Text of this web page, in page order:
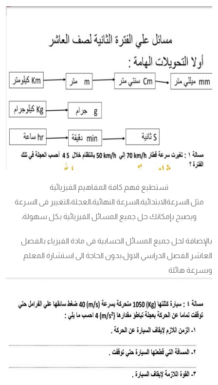
تستطيع فهم كافة المفاهيم الفيزيائية
مثل:السرعةالابتدائية،السرعة النهائية،العجلة،التغيير فى السرعة
ويصبح بإمكانك حل جميع المسائل الفيزيائية بكل سهولة،
بالإضافة لحل جميع المسائل الحسابية فى مادة الفيزياء بالفصل
العاشر الفصل الدراسي الاول،بدون الحاجة الى استشارة المعلم
وبسرعة هائلة